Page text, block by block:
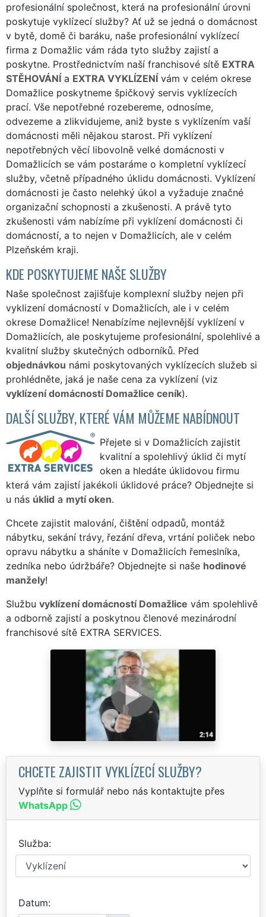
profesionální společnost, která na profesionální úrovni
poskytuje vyklízecí služby? Ať už se jedná o domácnost
v bytě, domě či baráku, naše profesionální vyklízecí
firma z Domažlic vám ráda tyto služby zajistí a
poskytne. Prostřednictvím naší franchisové sítě EXTRA
STĚHOVÁNÍ a EXTRA VYKLÍZENÍ vám v celém okrese
Domažlice poskytneme špičkový servis vyklízecích
prací. Vše nepotřebné rozebereme, odnosíme,
odvezeme a zlikvidujeme, aniž byste s vyklízením vaší
domácnosti měli nějakou starost. Při vyklízení
nepotřebných věcí libovolně velké domácnosti v
Domažlicích se vám postaráme o kompletní vyklízecí
služby, včetně případného úklidu domácnosti. Vyklízení
domácnosti je často nelehký úkol a vyžaduje značné
organizační schopnosti a zkušenosti. A právě tyto
zkušenosti vám nabízíme při vyklízení domácnosti či
domácností, a to nejen v Domažlicích, ale v celém
Plzeňském kraji.
KDE POSKYTUJEME NAŠE SLUŽBY
Naše společnost zajišťuje komplexní služby nejen při
vyklizení domácností v Domažlicích, ale i v celém
okrese Domažlice! Nenabízíme nejlevnější vyklízení v
Domažlicích, ale poskytujeme profesionální, spolehlivé a
kvalitní služby skutečných odborníků. Před
objednávkou námi poskytovaných vyklízecích služeb si
prohlédněte, jaká je naše cena za vyklízení (viz
vyklízení domácností Domažlice ceník).
DALŠÍ SLUŽBY, KTERÉ VÁM MŮŽEME NABÍDNOUT
Přejete si v Domažlicích zajistit
kvalitní a spolehlivý úklid či mytí
oken a hledáte úklidovou firmu
která vám zajistí jakékoli úklidové práce? Objednejte si
u nás úklid a mytí oken.
Chcete zajistit malování, čištění odpadů, montáž
nábytku, sekání trávy, řezání dřeva, vrtání poliček nebo
opravu nábytku a sháníte v Domažlicích řemeslníka,
zedníka nebo údržbáře? Objednejte si naše hodinové
manžely!
Službu vyklízení domácností Domažlice vám spolehlivě
a odborně zajistí a poskytnou členové mezinárodní
franchisové sítě EXTRA SERVICES.
CHCETE ZAJISTIT VYKLÍZECÍ SLUŽBY?
Vyplňte si formulář nebo nás kontaktujte přes
WhatsApp
Služba
Datum